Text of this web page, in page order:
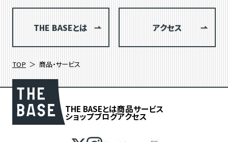
THE BASEとは アクセス
TOP 商品・サービス
THE BASEとは商品サービス
ショップブログアクセス